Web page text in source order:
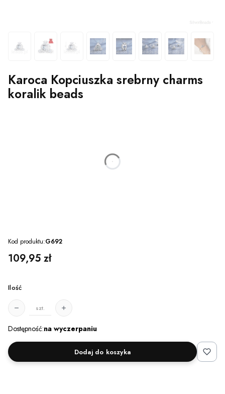
Karoca Kopciuszka srebrny charms
koralik beads
godzin
Kod produktu:G692
Cena
109,95 zł
Ilość
szt.
Dostępność:na wyczerpaniu
Dodaj do koszyka